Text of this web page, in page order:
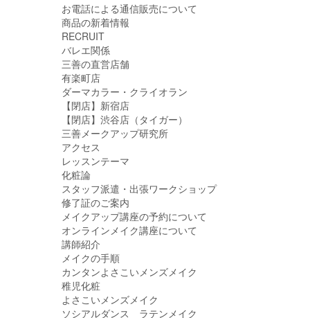
お電話による通信販売について
商品の新着情報
RECRUIT
バレエ関係
三善の直営店舗
有楽町店
ダーマカラー・クライオラン
【閉店】新宿店
【閉店】渋谷店（タイガー）
三善メークアップ研究所
アクセス
レッスンテーマ
化粧論
スタッフ派遣・出張ワークショップ
修了証のご案内
メイクアップ講座の予約について
オンラインメイク講座について
講師紹介
メイクの手順
カンタンよさこいメンズメイク
稚児化粧
よさこいメンズメイク
ソシアルダンス ラテンメイク